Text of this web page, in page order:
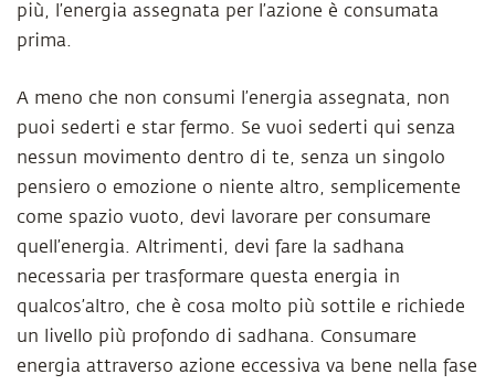
più, l’energia assegnata per l’azione è consumata
prima.
A meno che non consumi l’energia assegnata, non
puoi sederti e star fermo. Se vuoi sederti qui senza
nessun movimento dentro di te, senza un singolo
pensiero o emozione o niente altro, semplicemente
come spazio vuoto, devi lavorare per consumare
quell’energia. Altrimenti, devi fare la sadhana
necessaria per trasformare questa energia in
qualcos’altro, che è cosa molto più sottile e richiede
un livello più profondo di sadhana. Consumare
energia attraverso azione eccessiva va bene nella fase